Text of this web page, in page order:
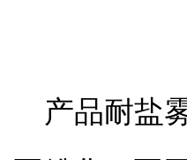
产品耐盐